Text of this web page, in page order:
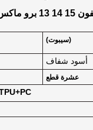
ماكس غلاف هاتف شفاف
(سيبوت)
أسود شفاف
عشرة قطع